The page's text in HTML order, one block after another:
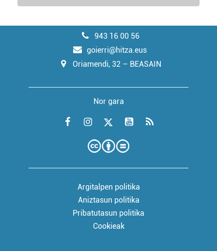
943 16 00 56
goierri@hitza.eus
Oriamendi, 32 – BEASAIN
Nor gara
Argitalpen politika
Aniztasun politika
Pribatutasun politika
Cookieak